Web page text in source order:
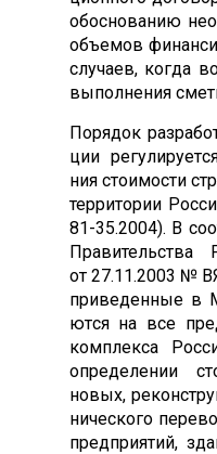
обос­но­ванию
объ­емов
слу­ча­ев, ког­да
вы­пол­не­ния
По­рядок
ции
ния сто­имос­ти
тер­ри­тории
81-35.2004). В
Пра­витель­ства
от 27.11.2003 №
при­веден­ные в
ют­ся на все
ком­плек­са
оп­ре­деле­нии
но­вых,
ни­чес­ко­го
пред­при­ятий,